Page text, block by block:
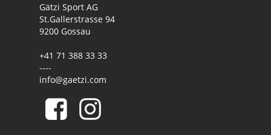
Gätzi Sport AG
St.Gallerstrasse 94
9200 Gossau
+41 71 388 33 33
----
info@gaetzi.com